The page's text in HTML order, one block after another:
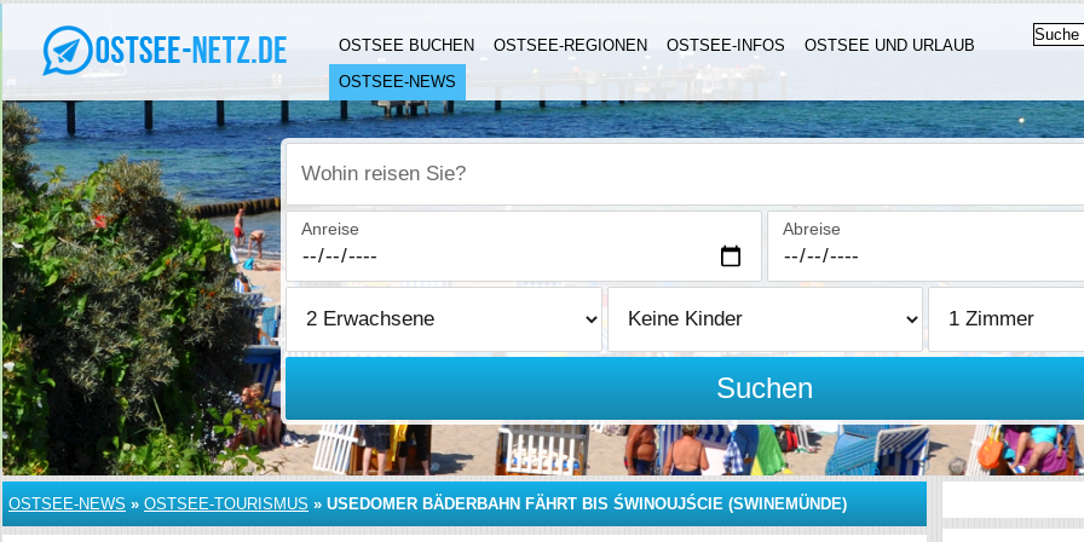
OSTSEE BUCHEN OSTSEE-REGIONEN OSTSEE-INFOS
OSTSEE UND URLAUB
OSTSEE-NEWS
Wohin reisen Sie?
Anreise Abreise
Suchen
OSTSEE-NEWS » OSTSEE-TOURISMUS » USEDOMER BÄDERBAHN FÄHRT BIS ŚWINOUJŚCIE (SWINEMÜNDE)